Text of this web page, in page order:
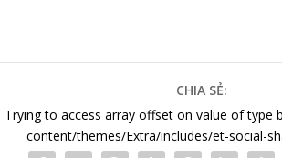
CHIA SẺ:
Trying to access array offset on value of type
content/themes/Extra/includes/et-social-